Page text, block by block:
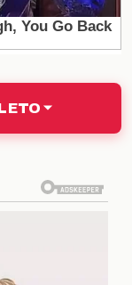
de la historia.
mientras que
revela su
permite a la
internas y
ante
una